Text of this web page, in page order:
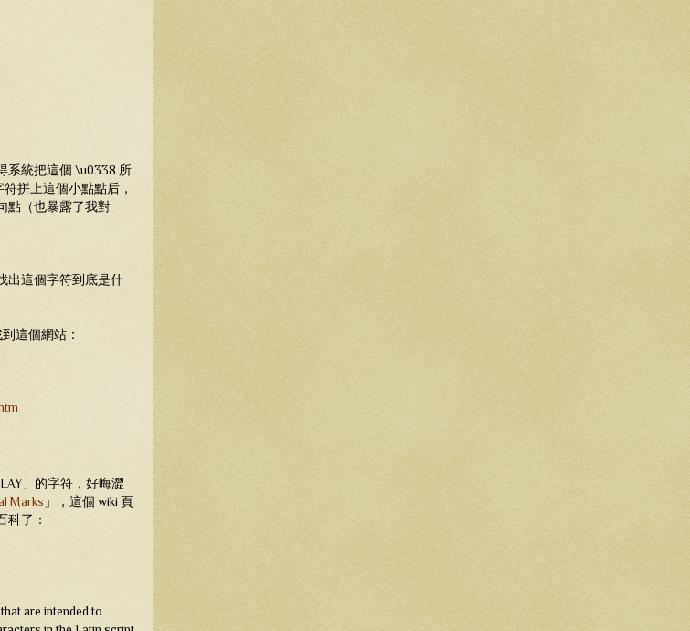
系統把這個 \u0338 所
拼上這個小點點后，
點（也暴露了我對
出這個字符到底是什
這個網站：
」的字符，好晦澀
Marks 」，這個 wiki 頁
科了：
are intended to